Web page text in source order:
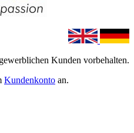
Kunden vorbehalten.
Kundenkonto an.